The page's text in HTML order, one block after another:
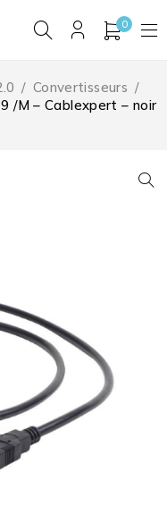
0
/ Convertisseurs /
/M – Cablexpert – noir